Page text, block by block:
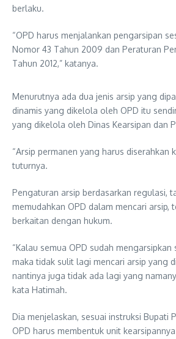
berlaku.
“OPD harus menjalankan pengarsipan
Nomor 43 Tahun 2009 dan Peraturan
Tahun 2012,” katanya.
Menurutnya ada dua jenis arsip yang
dinamis yang dikelola oleh OPD itu
yang dikelola oleh Dinas Kearsipan dan
“Arsip permanen yang harus diserahkan
tuturnya.
Pengaturan arsip berdasarkan regulasi,
memudahkan OPD dalam mencari arsip,
berkaitan dengan hukum.
“Kalau semua OPD sudah mengarsipkan
maka tidak sulit lagi mencari arsip yang
nantinya juga tidak ada lagi yang
kata Hatimah.
Dia menjelaskan, sesuai instruksi Bupati
OPD harus membentuk unit